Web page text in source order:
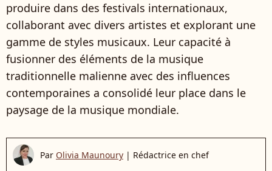
produire dans des festivals internationaux,
collaborant avec divers artistes et explorant une
gamme de styles musicaux. Leur capacité à
fusionner des éléments de la musique
traditionnelle malienne avec des influences
contemporaines a consolidé leur place dans le
paysage de la musique mondiale.
Par Olivia Maunoury | Rédactrice en chef